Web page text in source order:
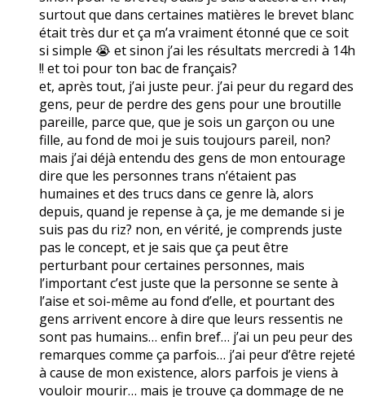
surtout que dans certaines matières le brevet blanc
était très dur et ça m’a vraiment étonné que ce soit
si simple 😭 et sinon j’ai les résultats mercredi à 14h
!! et toi pour ton bac de français?
et, après tout, j’ai juste peur. j’ai peur du regard des
gens, peur de perdre des gens pour une broutille
pareille, parce que, que je sois un garçon ou une
fille, au fond de moi je suis toujours pareil, non?
mais j’ai déjà entendu des gens de mon entourage
dire que les personnes trans n’étaient pas
humaines et des trucs dans ce genre là, alors
depuis, quand je repense à ça, je me demande si je
suis pas du riz? non, en vérité, je comprends juste
pas le concept, et je sais que ça peut être
perturbant pour certaines personnes, mais
l’important c’est juste que la personne se sente à
l’aise et soi-même au fond d’elle, et pourtant des
gens arrivent encore à dire que leurs ressentis ne
sont pas humains… enfin bref… j’ai un peu peur des
remarques comme ça parfois… j’ai peur d’être rejeté
à cause de mon existence, alors parfois je viens à
vouloir mourir… mais je trouve ça dommage de ne